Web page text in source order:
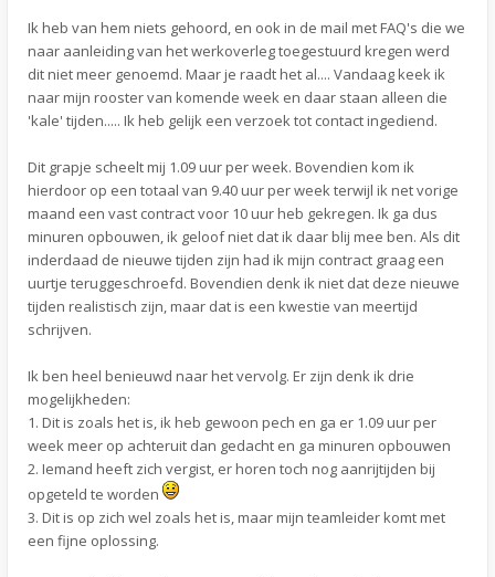
Ik heb van hem niets gehoord, en ook in de mail met FAQ's die we
naar aanleiding van het werkoverleg toegestuurd kregen werd
dit niet meer genoemd. Maar je raadt het al.... Vandaag keek ik
naar mijn rooster van komende week en daar staan alleen die
'kale' tijden..... Ik heb gelijk een verzoek tot contact ingediend.
Dit grapje scheelt mij 1.09 uur per week. Bovendien kom ik
hierdoor op een totaal van 9.40 uur per week terwijl ik net vorige
maand een vast contract voor 10 uur heb gekregen. Ik ga dus
minuren opbouwen, ik geloof niet dat ik daar blij mee ben. Als dit
inderdaad de nieuwe tijden zijn had ik mijn contract graag een
uurtje teruggeschroefd. Bovendien denk ik niet dat deze nieuwe
tijden realistisch zijn, maar dat is een kwestie van meertijd
schrijven.
Ik ben heel benieuwd naar het vervolg. Er zijn denk ik drie
mogelijkheden:
1. Dit is zoals het is, ik heb gewoon pech en ga er 1.09 uur per
week meer op achteruit dan gedacht en ga minuren opbouwen
2. Iemand heeft zich vergist, er horen toch nog aanrijtijden bij
opgeteld te worden
3. Dit is op zich wel zoals het is, maar mijn teamleider komt met
een fijne oplossing.